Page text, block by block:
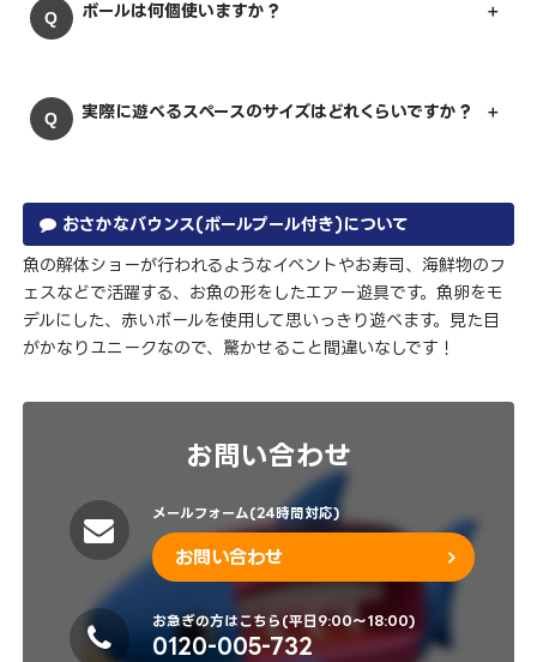
ボールは何個使いますか？
実際に遊べるスペースのサイズはどれくらいですか？
おさかなバウンス(ボールプール付き)について
魚の解体ショーが行われるようなイベントやお寿司、海鮮物のフ
ェスなどで活躍する、お魚の形をしたエアー遊具です。魚卵をモ
デルにした、赤いボールを使用して思いっきり遊べます。見た目
がかなりユニークなので、驚かせること間違いなしです！
お問い合わせ
メールフォーム(24時間対応)
お問い合わせ
お急ぎの方はこちら(平日9:00～18:00)
0120-005-732